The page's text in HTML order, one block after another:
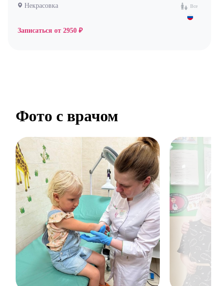
Все
Некрасовка
Записаться от 2950 ₽
Фото с врачом